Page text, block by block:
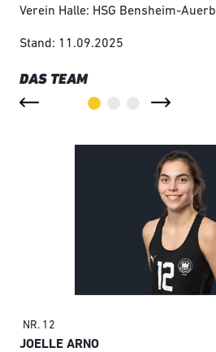
Verein Halle: HSG Bensheim-
Stand: 11.09.2025
DAS TEAM
NR. 12
JOELLE ARNO